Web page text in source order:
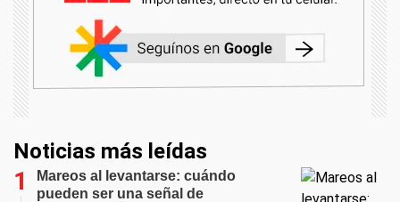
Noticias más leídas
Mareos al levantarse: cuándo
pueden ser una señal de